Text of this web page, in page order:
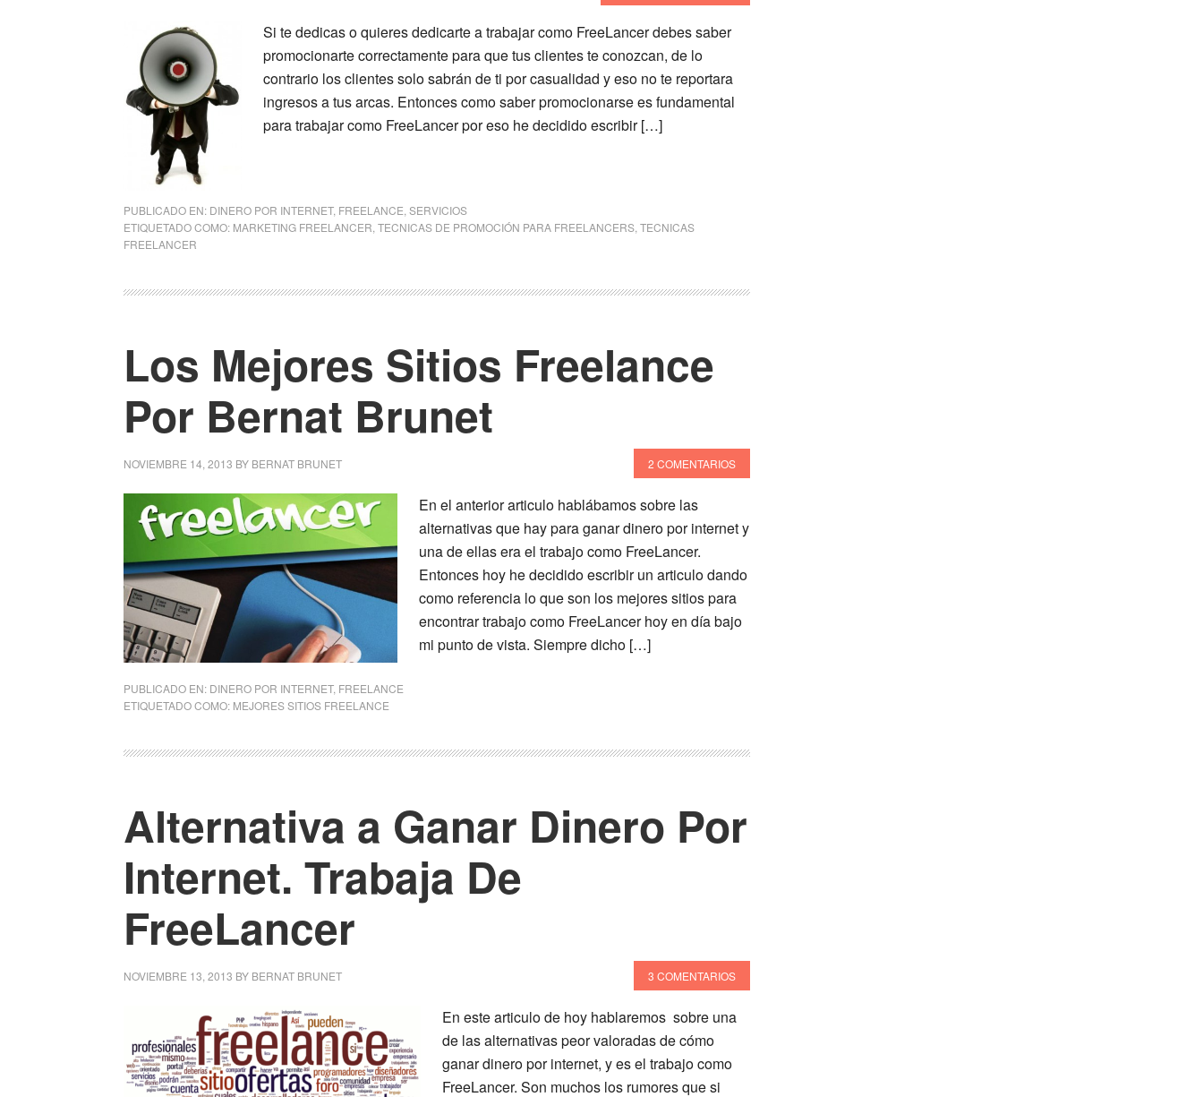
Si te dedicas o quieres dedicarte a trabajar como FreeLancer debes saber
promocionarte correctamente para que tus clientes te conozcan, de lo
contrario los clientes solo sabrán de ti por casualidad y eso no te reportara
ingresos a tus arcas. Entonces como saber promocionarse es fundamental
para trabajar como FreeLancer por eso he decidido escribir […]
PUBLICADO EN: DINERO POR INTERNET, FREELANCE SERVICIOS
ETIQUETADO COMO: MARKETING FREELANCER TECNICAS DE PROMOCIÓN PARA FREELANCERS TECNICAS
FREELANCER
Los Mejores Sitios Freelance
Por Bernat Brunet
NOVIEMBRE 14, 2013 BY BERNAT BRUNET 2 COMENTARIOS
En el anterior articulo hablábamos sobre las
alternativas que hay para ganar dinero por internet y
una de ellas era el trabajo como FreeLancer.
Entonces hoy he decidido escribir un articulo dando
como referencia lo que son los mejores sitios para
encontrar trabajo como FreeLancer hoy en día bajo
mi punto de vista. Siempre dicho […]
PUBLICADO EN: DINERO POR INTERNET, FREELANCE
ETIQUETADO COMO: MEJORES SITIOS FREELANCE
Alternativa a Ganar Dinero Por
Internet. Trabaja De
FreeLancer
NOVIEMBRE 13, 2013 BY BERNAT BRUNET 3 COMENTARIOS
En este articulo de hoy hablaremos sobre una
de las alternativas peor valoradas de cómo
ganar dinero por internet, y es el trabajo como
FreeLancer. Son muchos los rumores que si